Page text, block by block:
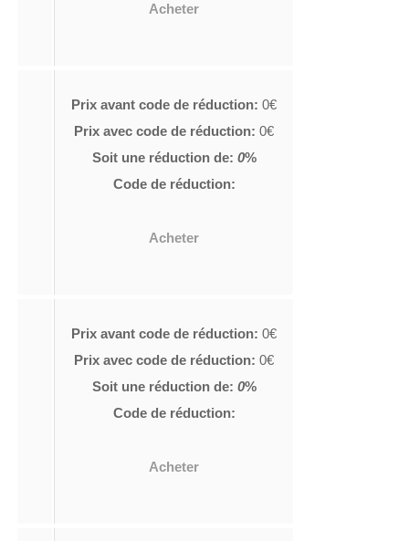
Acheter
Prix avant code de réduction: 0€
Prix avec code de réduction: 0€
Soit une réduction de: 0%
Code de réduction:
Acheter
Prix avant code de réduction: 0€
Prix avec code de réduction: 0€
Soit une réduction de: 0%
Code de réduction:
Acheter